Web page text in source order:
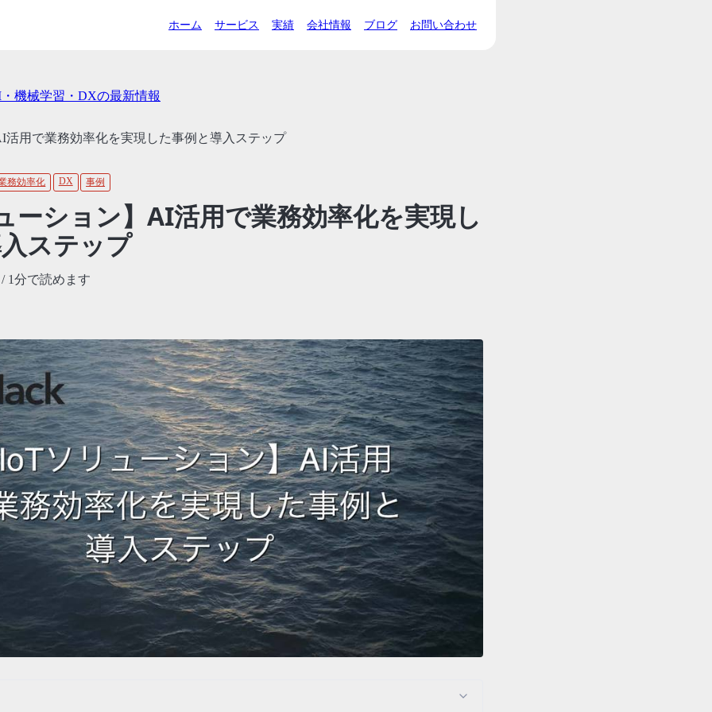
ホーム サービス 実績 会社情報 ブログ お問い合わせ
機械学習・DXの最新情報
用で業務効率化を実現した事例と導入ステップ
務効率化 DX 事例
ーション】AI活用で業務効率化を実現し
ステップ
1分で読めます